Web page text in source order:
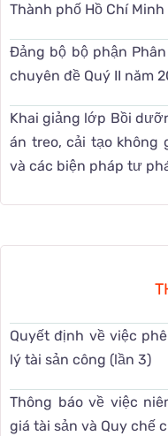
Thành phố Hồ Chí Minh
Đảng bộ bộ phận
chuyên đề Quý II năm
Khai giảng lớp Bồi
án treo, cải tạo không
và các biện pháp tư
Quyết định về việc
lý tài sản công (lần 3)
Thông báo về việc
giá tài sản và Quy chế